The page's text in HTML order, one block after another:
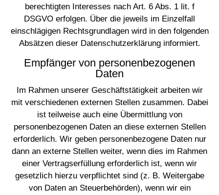
berechtigten Interesses nach Art. 6 Abs. 1 lit. f
DSGVO erfolgen. Über die jeweils im Einzelfall
einschlägigen Rechtsgrundlagen wird in den folgenden
Absätzen dieser Datenschutzerklärung informiert.
Empfänger von personenbezogenen
Daten
Im Rahmen unserer Geschäftstätigkeit arbeiten wir
mit verschiedenen externen Stellen zusammen. Dabei
ist teilweise auch eine Übermittlung von
personenbezogenen Daten an diese externen Stellen
erforderlich. Wir geben personenbezogene Daten nur
dann an externe Stellen weiter, wenn dies im Rahmen
einer Vertragserfüllung erforderlich ist, wenn wir
gesetzlich hierzu verpflichtet sind (z. B. Weitergabe
von Daten an Steuerbehörden), wenn wir ein